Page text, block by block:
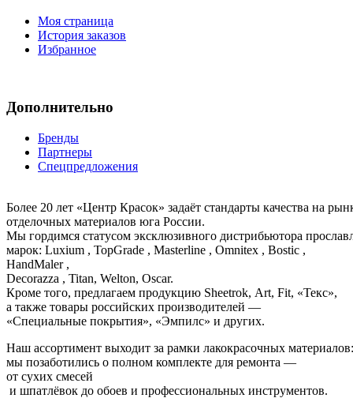
Моя страница
История заказов
Избранное
Дополнительно
Бренды
Партнеры
Спецпредложения
Более 20 лет «Центр Красок» задаёт стандарты качества на
отделочных материалов юга России.
Мы гордимся статусом эксклюзивного дистрибьютора
марок: Luxium , TopGrade , Masterline , Omnitex , Bostic ,
HandMaler ,
Decorazza , Titan, Welton, Oscar.
Кроме того, предлагаем продукцию Sheetrok, Art, Fit, «Текс»,
а также товары российских производителей —
«Специальные покрытия», «Эмпилс» и других.
Наш ассортимент выходит за рамки лакокрасочных
мы позаботились о полном комплекте для ремонта —
от сухих смесей
и шпатлёвок до обоев и профессиональных инструментов.